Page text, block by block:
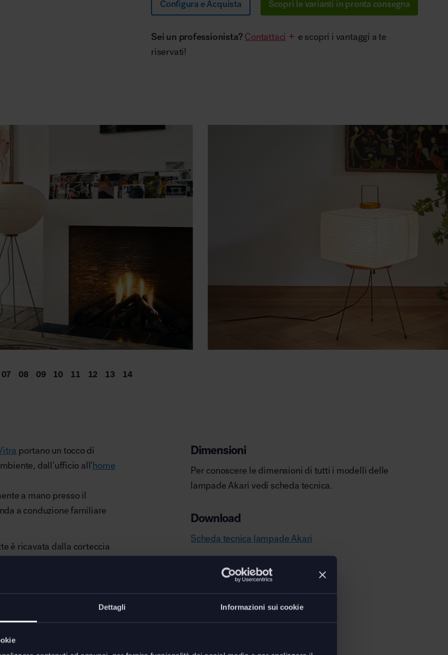
Dettagli Informazioni sui cookie
Scopri le varianti in pronta consegna
Configura e Acquista
Sei un professionista? Contattaci
e scopri i vantaggi a te
riservati!
portano un tocco di
dall’ufficio all’home
a mano presso il
a conduzione familiare
è ricavata dalla corteccia
di bambù e in alcuni casi
con supporti
estremità in bambù.
è garantita dal simbolo
prodotto
Dimensioni
Per conoscere le dimensioni di tutti i modelli delle
lampade Akari vedi scheda tecnica.
Download
Scheda tecnica lampade Akari